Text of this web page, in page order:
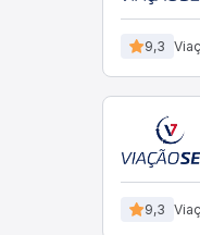
9,3
9,3